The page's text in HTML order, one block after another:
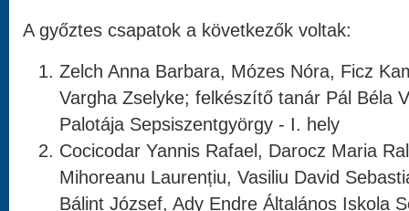
A győztes csapatok a következők voltak:
Zelch Anna Barbara, Mózes Nóra, Ficz
Vargha Zselyke; felkészítő tanár Pál Béla
Palotája Sepsiszentgyörgy - I. hely
Cocicodar Yannis Rafael, Darocz Maria
Mihoreanu Laurențiu, Vasiliu David
Bálint József, Ady Endre Általános Iskola